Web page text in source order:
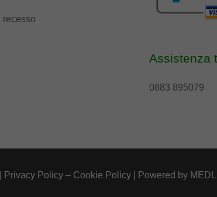
recesso
Assistenza
0883 895079
Privacy Policy– Cookie Policy| Powered by